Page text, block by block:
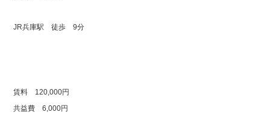
JR兵庫駅 徒歩 9分
賃料 120,000円
共益費 6,000円